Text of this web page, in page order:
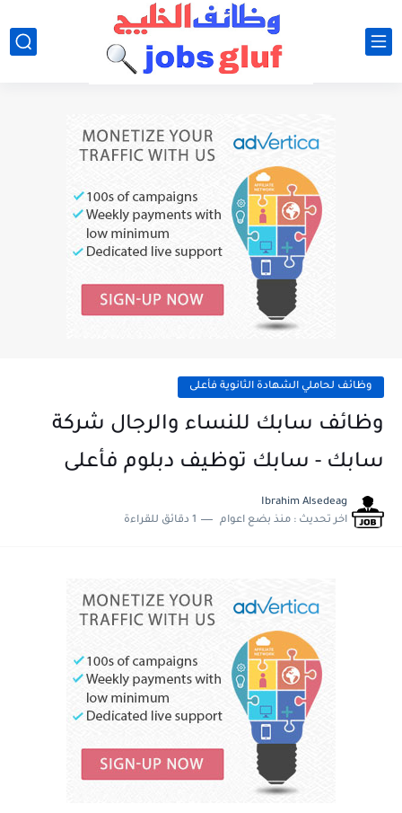
وظائف لحاملي الشهادة الثانوية فأعلى
وظائف سابك للنساء والرجال شركة
سابك - سابك توظيف دبلوم فأعلى
Ibrahim Alsedeag
اخر تحديث : منذ بضع اعوام 1 دقائق للقراءة